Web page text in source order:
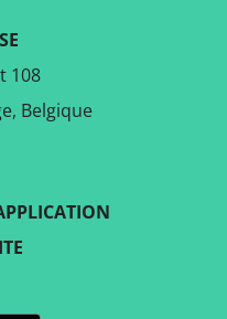
108
Belgique